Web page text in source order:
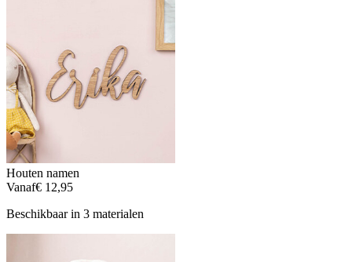
Houten namen
Vanaf€ 12,95
Beschikbaar in 3 materialen